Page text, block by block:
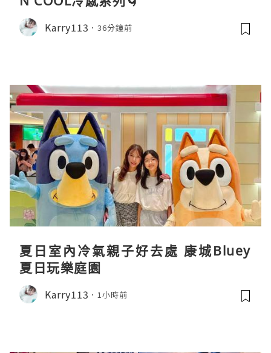
Karry113 36分鐘前
夏日室內冷氣親子好去處 康城Bluey
夏日玩樂庭園
Karry113 1小時前